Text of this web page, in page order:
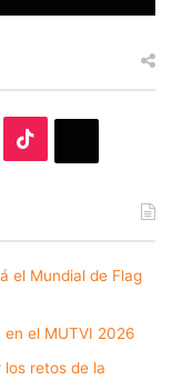
el Mundial de Flag
en el MUTVI 2026
los retos de la